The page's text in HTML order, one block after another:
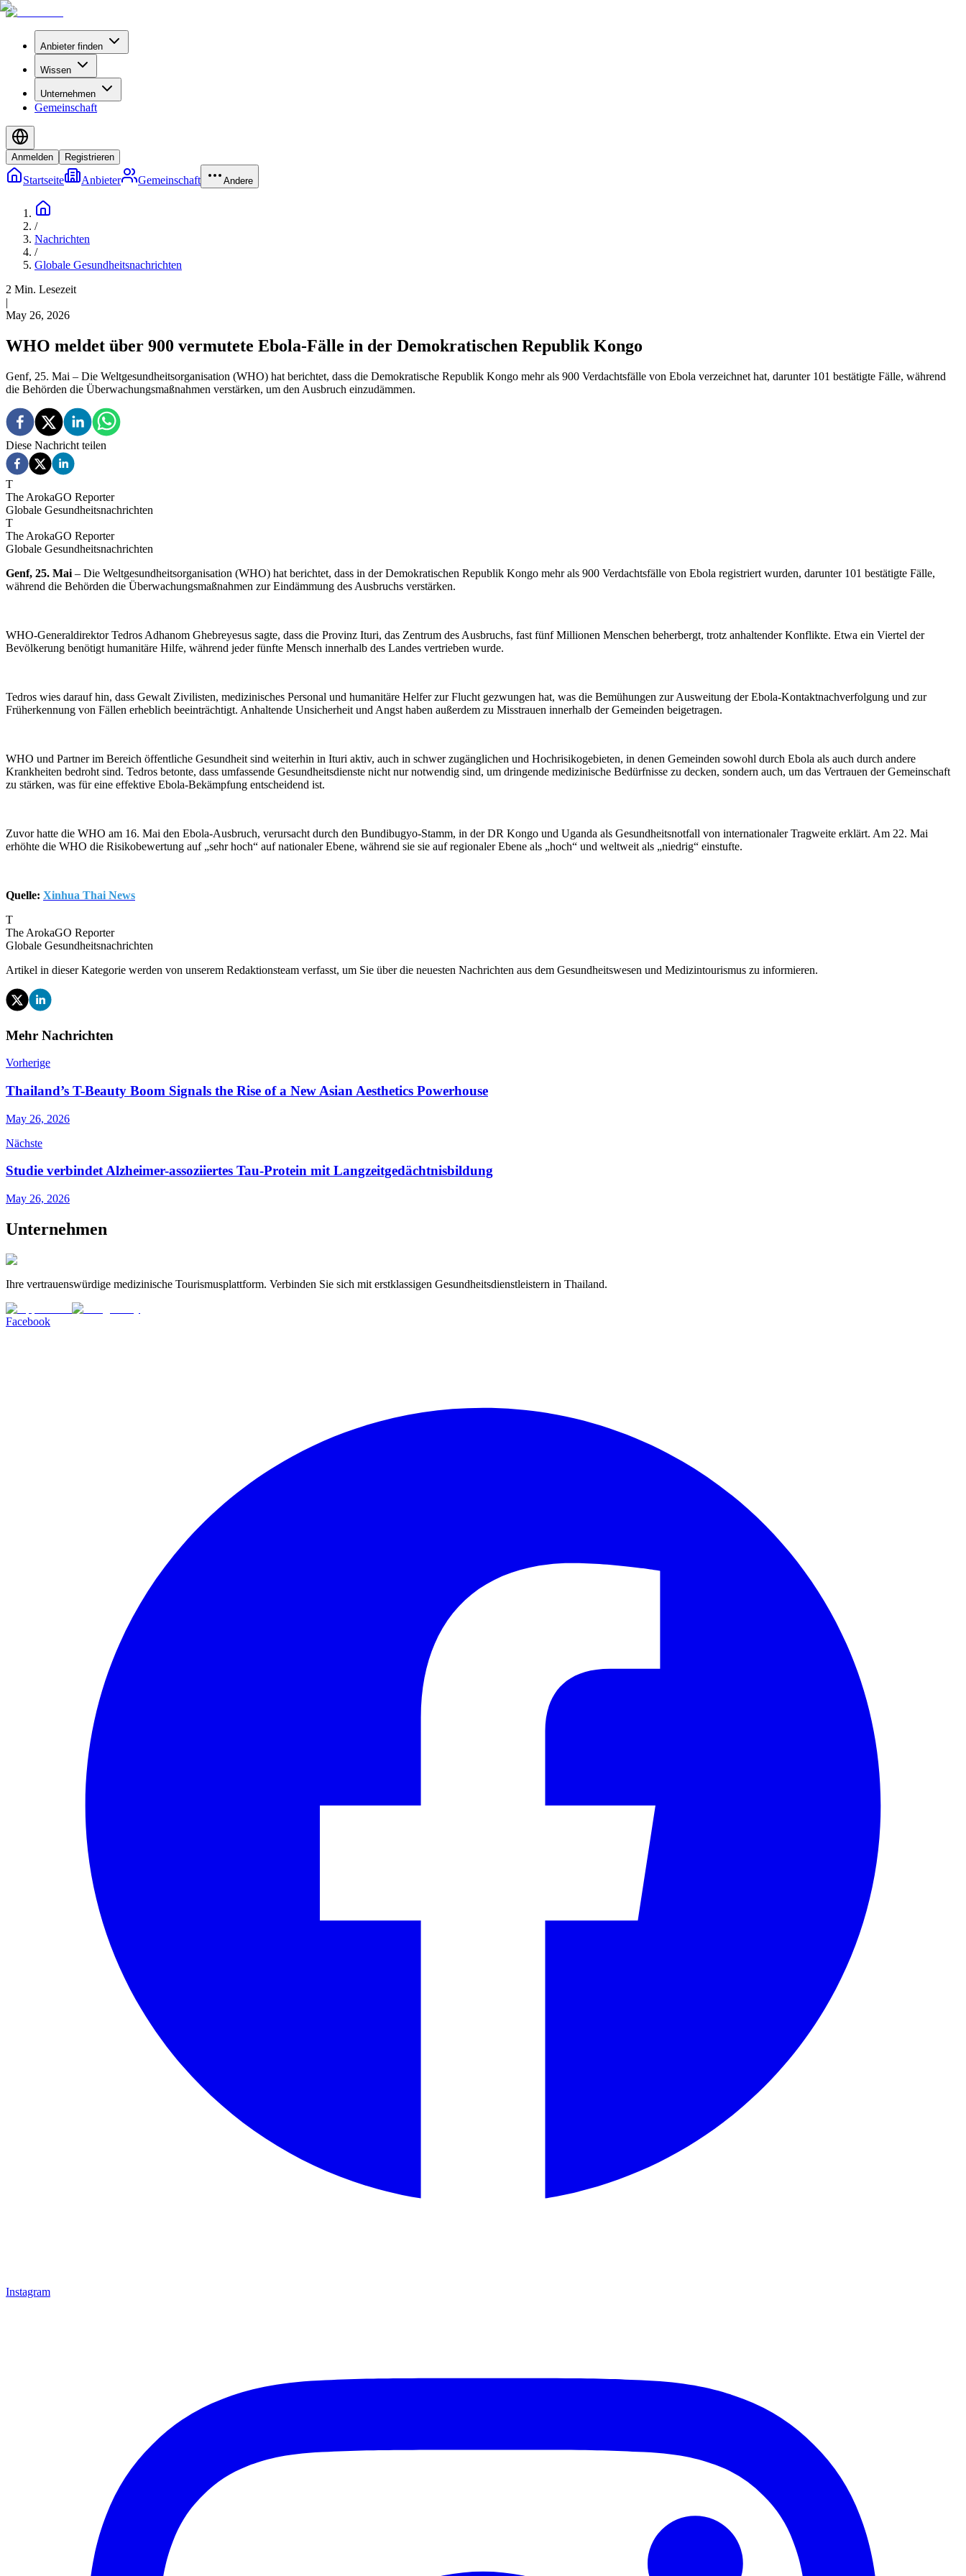
Anbieter finden
Wissen
Unternehmen
Gemeinschaft
Anmelden Registrieren
Startseite Anbieter Gemeinschaft Andere
/
Nachrichten
/
Globale Gesundheitsnachrichten
2 Min. Lesezeit
|
May 26, 2026
WHO meldet über 900 vermutete Ebola-Fälle in der Demokratischen Republik Kongo
Genf, 25. Mai – Die Weltgesundheitsorganisation (WHO) hat berichtet, dass die Demokratische Republik Kongo mehr als 900 Verdachtsfälle von Ebola verzeichnet hat, darunter 101 bestätigte Fälle, während
die Behörden die Überwachungsmaßnahmen verstärken, um den Ausbruch einzudämmen.
Diese Nachricht teilen
T
The ArokaGO Reporter
Globale Gesundheitsnachrichten
T
The ArokaGO Reporter
Globale Gesundheitsnachrichten
Genf, 25. Mai – Die Weltgesundheitsorganisation (WHO) hat berichtet, dass in der Demokratischen Republik Kongo mehr als 900 Verdachtsfälle von Ebola registriert wurden, darunter 101 bestätigte Fälle,
während die Behörden die Überwachungsmaßnahmen zur Eindämmung des Ausbruchs verstärken.
WHO-Generaldirektor Tedros Adhanom Ghebreyesus sagte, dass die Provinz Ituri, das Zentrum des Ausbruchs, fast fünf Millionen Menschen beherbergt, trotz anhaltender Konflikte. Etwa ein Viertel der
Bevölkerung benötigt humanitäre Hilfe, während jeder fünfte Mensch innerhalb des Landes vertrieben wurde.
Tedros wies darauf hin, dass Gewalt Zivilisten, medizinisches Personal und humanitäre Helfer zur Flucht gezwungen hat, was die Bemühungen zur Ausweitung der Ebola-Kontaktnachverfolgung und zur
Früherkennung von Fällen erheblich beeinträchtigt. Anhaltende Unsicherheit und Angst haben außerdem zu Misstrauen innerhalb der Gemeinden beigetragen.
WHO und Partner im Bereich öffentliche Gesundheit sind weiterhin in Ituri aktiv, auch in schwer zugänglichen und Hochrisikogebieten, in denen Gemeinden sowohl durch Ebola als auch durch andere
Krankheiten bedroht sind. Tedros betonte, dass umfassende Gesundheitsdienste nicht nur notwendig sind, um dringende medizinische Bedürfnisse zu decken, sondern auch, um das Vertrauen der Gemeinschaft
zu stärken, was für eine effektive Ebola-Bekämpfung entscheidend ist.
Zuvor hatte die WHO am 16. Mai den Ebola-Ausbruch, verursacht durch den Bundibugyo-Stamm, in der DR Kongo und Uganda als Gesundheitsnotfall von internationaler Tragweite erklärt. Am 22. Mai
erhöhte die WHO die Risikobewertung auf „sehr hoch“ auf nationaler Ebene, während sie sie auf regionaler Ebene als „hoch“ und weltweit als „niedrig“ einstufte.
Quelle: Xinhua Thai News
T
The ArokaGO Reporter
Globale Gesundheitsnachrichten
Artikel in dieser Kategorie werden von unserem Redaktionsteam verfasst, um Sie über die neuesten Nachrichten aus dem Gesundheitswesen und Medizintourismus zu informieren.
Mehr Nachrichten
Vorherige
Thailand’s T-Beauty Boom Signals the Rise of a New Asian Aesthetics Powerhouse
May 26, 2026
Nächste
Studie verbindet Alzheimer-assoziiertes Tau-Protein mit Langzeitgedächtnisbildung
May 26, 2026
Unternehmen
Ihre vertrauenswürdige medizinische Tourismusplattform. Verbinden Sie sich mit erstklassigen Gesundheitsdienstleistern in Thailand.
Facebook
Instagram